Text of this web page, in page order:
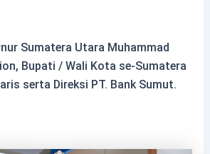
Sumatera Utara Muhammad
Bupati / Wali Kota se-Sumatera
serta Direksi PT. Bank Sumut.